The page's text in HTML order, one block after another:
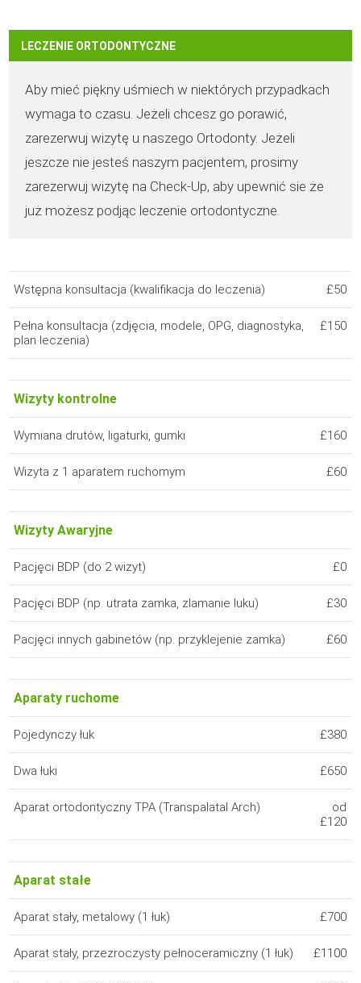
LECZENIE ORTODONTYCZNE
Aby mieć piękny uśmiech w niektórych przypadkach
wymaga to czasu. Jeżeli chcesz go porawić,
zarezerwuj wizytę u naszego Ortodonty. Jeżeli
jeszcze nie jesteś naszym pacjentem, prosimy
zarezerwuj wizytę na Check-Up, aby upewnić sie że
już możesz podjąc leczenie ortodontyczne.
Wstępna konsultacja (kwalifikacja do leczenia) £50
Pełna konsultacja (zdjęcia, modele, OPG, diagnostyka,
plan leczenia)
£150
Wizyty kontrolne
Wymiana drutów, ligaturki, gumki £160
Wizyta z 1 aparatem ruchomym £60
Wizyty Awaryjne
Pacjęci BDP (do 2 wizyt) £0
Pacjęci BDP (np. utrata zamka, zlamanie luku) £30
Pacjęci innych gabinetów (np. przyklejenie zamka) £60
Aparaty ruchome
Pojedynczy łuk £380
Dwa łuki £650
Aparat ortodontyczny TPA (Transpalatal Arch)
od
£120
Aparat stałe
Aparat stały, metalowy (1 łuk) £700
Aparat stały, przezroczysty pełnoceramiczny (1 łuk) £1100